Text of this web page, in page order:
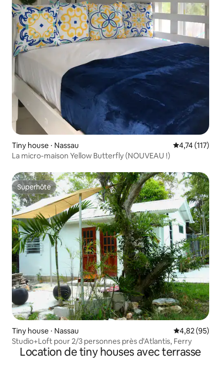
Tiny house ⋅ Nassau Évaluation
4,74 (117)
La micro-maison Yellow Butterfly (NOUVEAU !)
Superhôte
Superhôte
Tiny house ⋅ Nassau Évaluation
4,82 (95)
Studio+Loft pour 2/3 personnes près d'Atlantis, Ferry
Location de tiny houses avec terrasse